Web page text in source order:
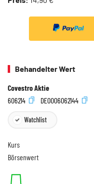
Behandelter Wert
Covestro Aktie
606214
DE0006062144
Watchlist
Kurs
Börsenwert